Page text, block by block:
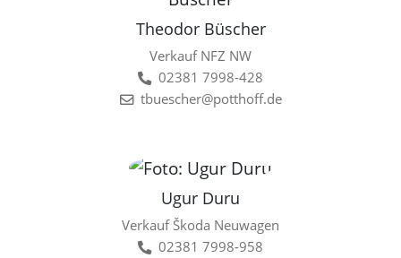
Theodor Büscher
Verkauf NFZ NW
02381 7998-428
tbuescher@potthoff.de
Ugur Duru
Verkauf Škoda Neuwagen
02381 7998-958